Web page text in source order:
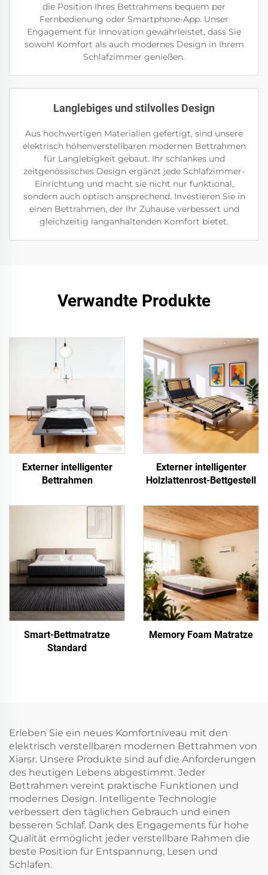
die Position Ihres Bettrahmens bequem per
Fernbedienung oder Smartphone-App. Unser
Engagement für Innovation gewährleistet, dass Sie
sowohl Komfort als auch modernes Design in Ihrem
Schlafzimmer genießen.
Langlebiges und stilvolles Design
Aus hochwertigen Materialien gefertigt, sind unsere
elektrisch höhenverstellbaren modernen Bettrahmen
für Langlebigkeit gebaut. Ihr schlankes und
zeitgenössisches Design ergänzt jede Schlafzimmer-
Einrichtung und macht sie nicht nur funktional,
sondern auch optisch ansprechend. Investieren Sie in
einen Bettrahmen, der Ihr Zuhause verbessert und
gleichzeitig langanhaltenden Komfort bietet.
Verwandte Produkte
Externer intelligenter
Bettrahmen
Externer intelligenter
Holzlattenrost-Bettgestell
Smart-Bettmatratze
Standard
Memory Foam Matratze
Erleben Sie ein neues Komfortniveau mit den
elektrisch verstellbaren modernen Bettrahmen von
Xiarsr. Unsere Produkte sind auf die Anforderungen
des heutigen Lebens abgestimmt. Jeder
Bettrahmen vereint praktische Funktionen und
modernes Design. Intelligente Technologie
verbessert den täglichen Gebrauch und einen
besseren Schlaf. Dank des Engagements für hohe
Qualität ermöglicht jeder verstellbare Rahmen die
beste Position für Entspannung, Lesen und
Schlafen.